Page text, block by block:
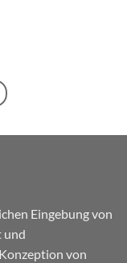
Eingebung von
und
von